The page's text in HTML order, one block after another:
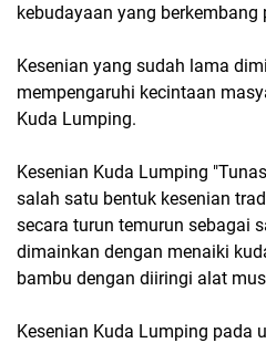
kebudayaan yang
Kesenian yang sudah lama
mempengaruhi kecintaan
Kuda Lumping.
Kesenian Kuda Lumping
salah satu bentuk kesenian
secara turun temurun sebagai
dimainkan dengan menaiki
bambu dengan diiringi alat
Kesenian Kuda Lumping pada